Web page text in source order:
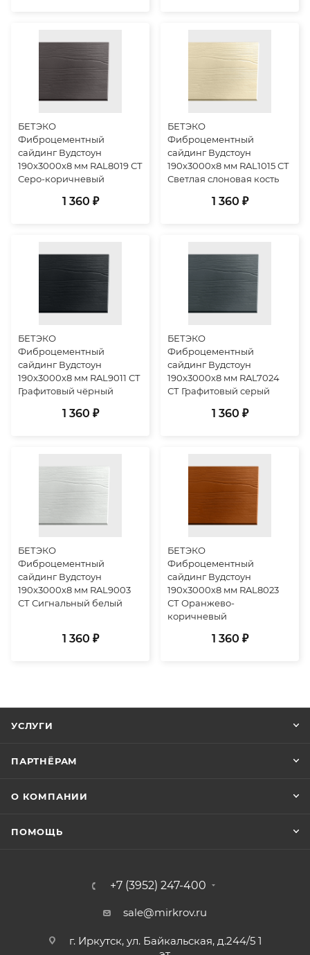
БЕТЭКО
Фиброцементный
сайдинг Вудстоун
190х3000х8 мм RAL8019 СТ
Серо-коричневый
1 360 ₽
БЕТЭКО
Фиброцементный
сайдинг Вудстоун
190х3000х8 мм RAL1015 СТ
Светлая слоновая кость
1 360 ₽
БЕТЭКО
Фиброцементный
сайдинг Вудстоун
190х3000х8 мм RAL9011 СТ
Графитовый чёрный
1 360 ₽
БЕТЭКО
Фиброцементный
сайдинг Вудстоун
190х3000х8 мм RAL7024
СТ Графитовый серый
1 360 ₽
БЕТЭКО
Фиброцементный
сайдинг Вудстоун
190х3000х8 мм RAL9003
СТ Сигнальный белый
1 360 ₽
БЕТЭКО
Фиброцементный
сайдинг Вудстоун
190х3000х8 мм RAL8023
СТ Оранжево-
коричневый
1 360 ₽
УСЛУГИ
ПАРТНЁРАМ
О КОМПАНИИ
ПОМОЩЬ
+7 (3952) 247-400
sale@mirkrov.ru
г. Иркутск, ул. Байкальская, д.244/5 1